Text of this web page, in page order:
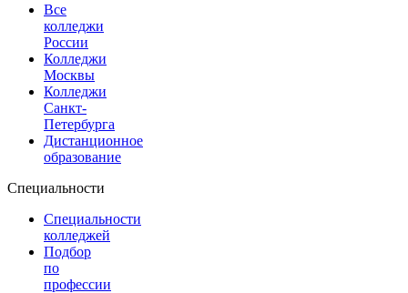
Все
колледжи
России
Колледжи
Москвы
Колледжи
Санкт-
Петербурга
Дистанционное
образование
Специальности
Специальности
колледжей
Подбор
по
профессии